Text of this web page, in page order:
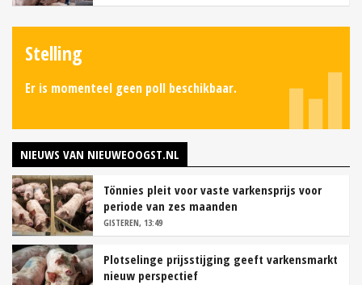
Stelling
Er is momenteel geen poll beschikbaar.
NIEUWS VAN NIEUWEOOGST.NL
Tönnies pleit voor vaste varkensprijs voor
periode van zes maanden
GISTEREN, 13:49
Plotselinge prijsstijging geeft varkensmarkt
nieuw perspectief